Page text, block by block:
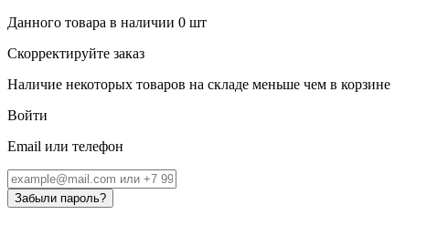
Данного товара в наличии 0 шт
Скорректируйте заказ
Наличие некоторых товаров на складе меньше чем в корзине
Войти
Email или телефон
Забыли пароль?